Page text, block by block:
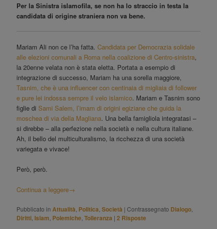
Per la Sinistra islamofila, se non ha lo straccio in testa la
candidata di origine straniera non va bene.
Mariam Ali non ce l’ha fatta.Candidata per Democrazia solidale
alle elezioni comunali a Roma nella coalizione di Centro-sinistra,
la 20enne velata non è stata eletta. Portata a esempio di
integrazione di successo, Mariam ha una sorella maggiore,
Tasnim, che è una influencer con centinaia di migliaia di follower
e pure lei indossa sempre il velo islamico. Mariam e Tasnim sono
figlie diSami Salem, l’imam di origini egiziane che guida la
moschea di via della Magliana. Una bella famigliola integratasi –
si direbbe – alla perfezione nella società e nella cultura italiane.
Ah, il bello del multiculturalismo, la ricchezza di una società
variegata e vivace!
Però, però.
Continua a leggere→
Pubblicato in Attualità Politica ,Società |Contrassegnato Dialogo
Diritti ,Islam Polemiche ,Tolleranza |2 Risposte